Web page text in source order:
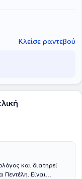
το Μεταβολισμό,
Κλείσε ραντεβού
και διατηρεί
Πεντέλη. Είναι